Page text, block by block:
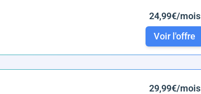
24,99€/mois
Voir l'offre
29,99€/mois